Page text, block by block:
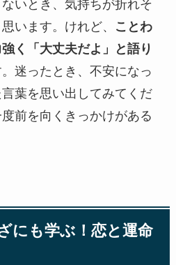
いとき、気持ちが折れそ
います。けれど、
ことわ
く「大丈夫だよ」と語り
迷ったとき、不安になっ
葉を思い出してみてくだ
前を向くきっかけがある
にも学ぶ！恋と運命